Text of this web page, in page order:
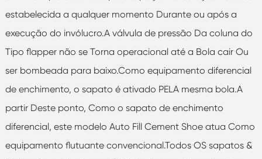
estabelecida a qualquer momento Durante ou após a
execução do invólucro.A válvula de pressão Da coluna do
Tipo flapper não se Torna operacional até a Bola cair Ou
ser bombeada para baixo.Como equipamento diferencial
de enchimento, o sapato é ativado PELA mesma bola.A
partir Deste ponto, Como o sapato de enchimento
diferencial, este modelo Auto Fill Cement Shoe atua Como
equipamento flutuante convencional.Todos OS sapatos &